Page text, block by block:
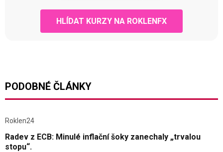
HLÍDAT KURZY NA ROKLENFX
PODOBNÉ ČLÁNKY
Roklen24
Radev z ECB: Minulé inflační šoky zanechaly „trvalou
stopu“.